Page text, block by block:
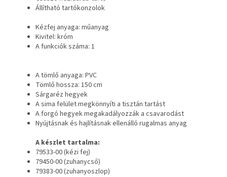
Állítható tartókonzolok
Kézfej anyaga: műanyag
Kivitel: króm
A funkciók száma: 1
A tömlő anyaga: PVC
Tömlő hossza: 150 cm
Sárgaréz hegyek
A sima felület megkönnyíti a tisztán tartást
A forgó hegyek megakadályozzák a csavarodást
Nyújtásnak és hajlításnak ellenálló rugalmas anyag
A készlet tartalma:
79533-00 (kézi fej)
79450-00 (zuhanycső)
79383-00 (zuhanyoszlop)